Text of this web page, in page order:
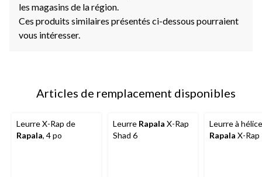
les magasins de la région.
Ces produits similaires présentés ci-dessous pourraient
vous intéresser.
Articles de remplacement disponibles
Leurre X-Rap de
Rapala, 4 po
Leurre Rapala X-Rap
Shad 6
Leurre à
Rapala X-Rap